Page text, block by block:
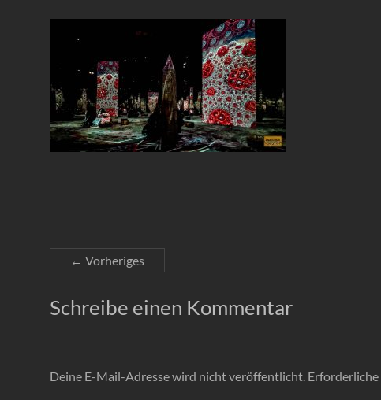
← Vorheriges
Schreibe einen Kommentar
Deine E-Mail-Adresse wird nicht veröffentlicht.